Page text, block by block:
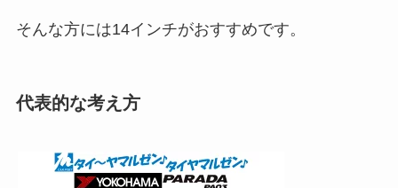
そんな方には14インチがおすすめです。
代表的な考え方